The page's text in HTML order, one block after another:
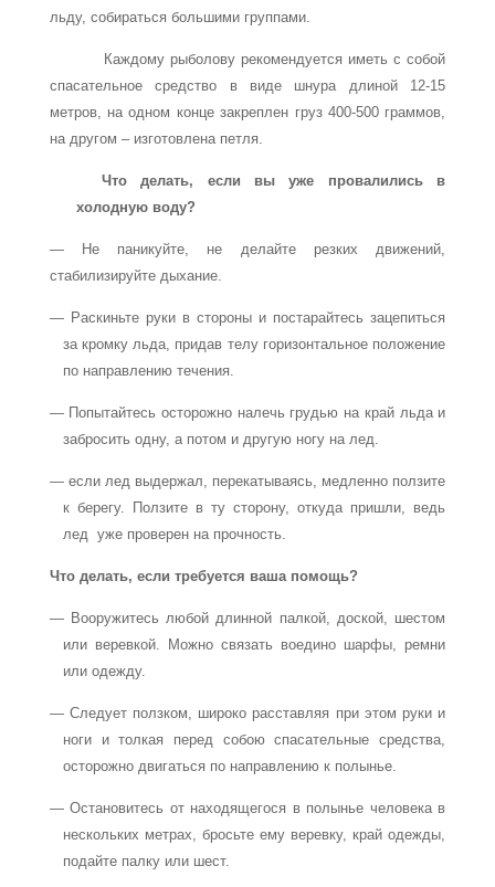
льду, собираться большими группами.
Каждому рыболову рекомендуется иметь с собой
спасательное средство в виде шнура длиной 12-15
метров, на одном конце закреплен груз 400-500 граммов,
на другом – изготовлена петля.
Что делать, если вы уже провалились в
холодную воду?
— Не паникуйте, не делайте резких движений,
стабилизируйте дыхание.
— Раскиньте руки в стороны и постарайтесь зацепиться
за кромку льда, придав телу горизонтальное положение
по направлению течения.
— Попытайтесь осторожно налечь грудью на край льда и
забросить одну, а потом и другую ногу на лед.
— если лед выдержал, перекатываясь, медленно ползите
к берегу. Ползите в ту сторону, откуда пришли, ведь
лед уже проверен на прочность.
Что делать, если требуется ваша помощь?
— Вооружитесь любой длинной палкой, доской, шестом
или веревкой. Можно связать воедино шарфы, ремни
или одежду.
— Следует ползком, широко расставляя при этом руки и
ноги и толкая перед собою спасательные средства,
осторожно двигаться по направлению к полынье.
— Остановитесь от находящегося в полынье человека в
нескольких метрах, бросьте ему веревку, край одежды,
подайте палку или шест.